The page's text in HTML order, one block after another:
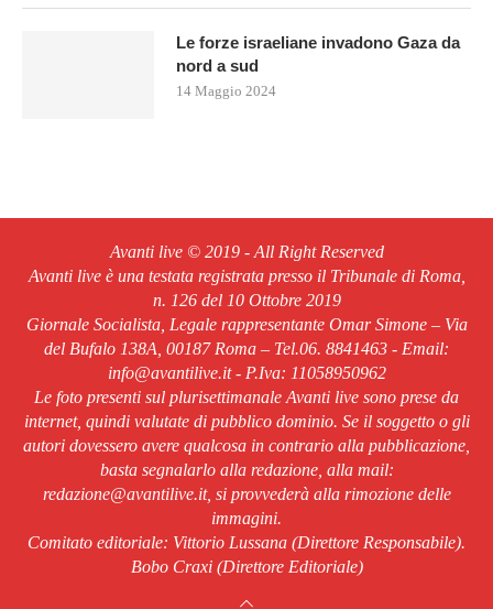
Le forze israeliane invadono Gaza da
nord a sud
14 Maggio 2024
Avanti live © 2019 - All Right Reserved
Avanti live è una testata registrata presso il Tribunale di Roma,
n. 126 del 10 Ottobre 2019
Giornale Socialista, Legale rappresentante Omar Simone – Via
del Bufalo 138A, 00187 Roma – Tel.06. 8841463 - Email:
info@avantilive.it - P.Iva: 11058950962
Le foto presenti sul plurisettimanale Avanti live sono prese da
internet, quindi valutate di pubblico dominio. Se il soggetto o gli
autori dovessero avere qualcosa in contrario alla pubblicazione,
basta segnalarlo alla redazione, alla mail:
redazione@avantilive.it, si provvederà alla rimozione delle
immagini.
Comitato editoriale: Vittorio Lussana (Direttore Responsabile).
Bobo Craxi (Direttore Editoriale)